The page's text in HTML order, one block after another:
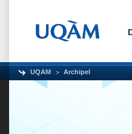
UQAM Archipel